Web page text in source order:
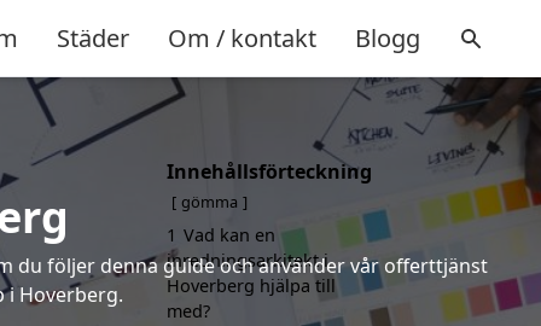
Städer Om / kontakt Blogg
du följer denna guide och använder vår offerttjänst
i Hoverberg.
Innehållsförteckning
gömma
1 Vad kan en
inredningsarkitekt i
Hoverberg hjälpa till
med?